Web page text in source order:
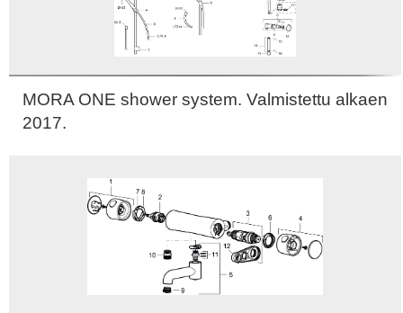
MORA ONE shower system. Valmistettu alkaen
2017.